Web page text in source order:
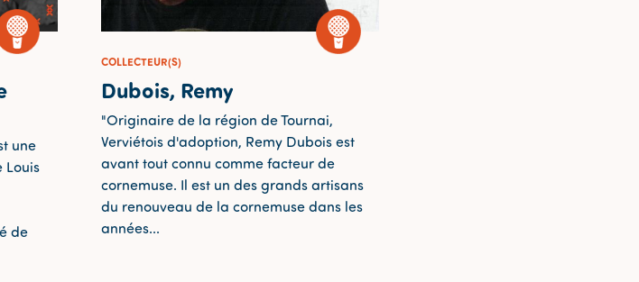
une
Louis
de
COLLECTEUR(S)
Dubois, Remy
"Originaire de la région de Tournai,
Verviétois d'adoption, Remy Dubois est
avant tout connu comme facteur de
cornemuse. Il est un des grands artisans
du renouveau de la cornemuse dans les
années...